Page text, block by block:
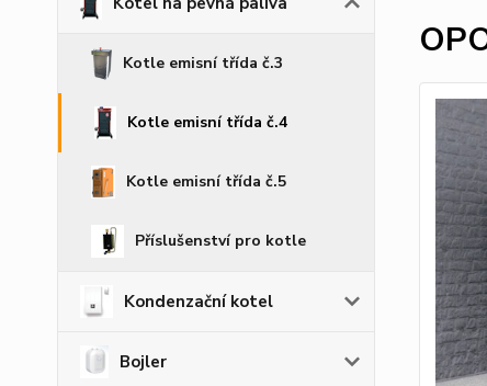
Kotle emisní třída č.3
Kotle emisní třída č.4
Kotle emisní třída č.5
Příslušenství pro kotle
Kondenzační kotel
Bojler